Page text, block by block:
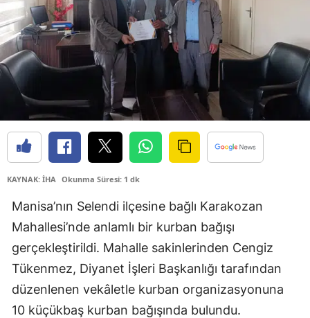
KAYNAK: İHA Okunma Süresi: 1 dk
Manisa’nın Selendi ilçesine bağlı Karakozan
Mahallesi’nde anlamlı bir kurban bağışı
gerçekleştirildi. Mahalle sakinlerinden Cengiz
Tükenmez, Diyanet İşleri Başkanlığı tarafından
düzenlenen vekâletle kurban organizasyonuna
10 küçükbaş kurban bağışında bulundu.